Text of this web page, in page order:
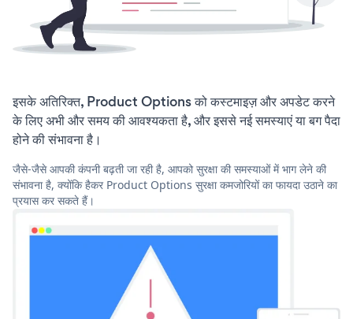
इसके अतिरिक्त, Product Options को कस्टमाइज़ और अपडेट करने
के लिए अभी और समय की आवश्यकता है, और इससे नई समस्याएं या बग पैदा
होने की संभावना है।
जैसे-जैसे आपकी कंपनी बढ़ती जा रही है, आपको सुरक्षा की समस्याओं में भाग लेने की
संभावना है, क्योंकि हैकर Product Options सुरक्षा कमजोरियों का फायदा उठाने का
प्रयास कर सकते हैं।